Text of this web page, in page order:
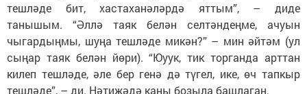
тешләде бит, хастаханәләрдә яттым”, – диде
танышым. “Әллә таяк белән селтәндеңме, ачуын
чыгардыңмы, шуңа тешләде микән?” – мин әйтәм (ул
сыңар таяк белән йөри). “Юуук, тик торганда арттан
килеп тешләде, әле бер генә дә түгел, ике, өч тапкыр
тешләде”, – ди. Нәтиҗәдә каны бозыла башлаган.